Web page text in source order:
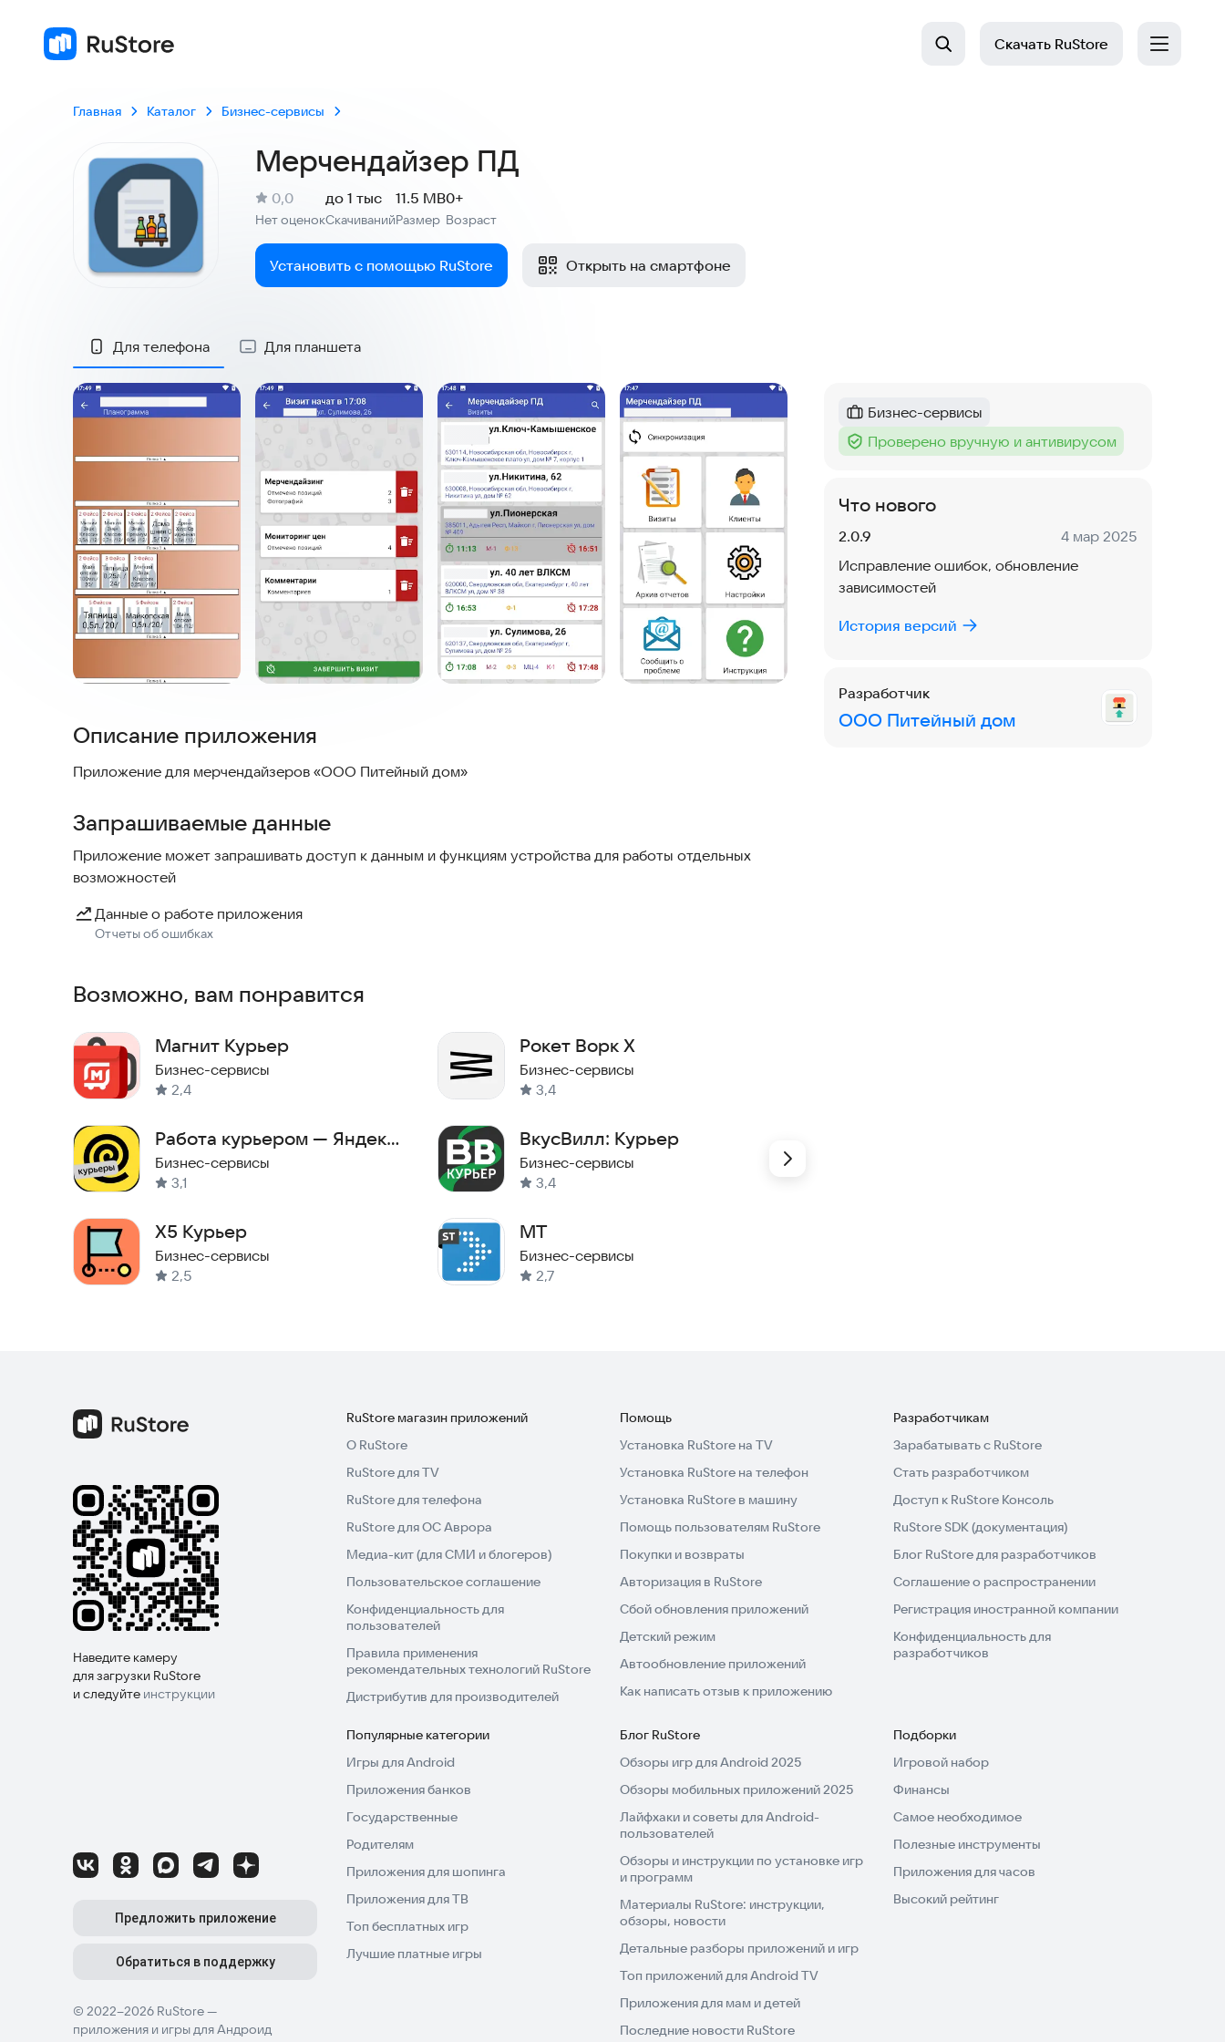
Скачать RuStore
Главная Каталог Бизнес-сервисы
Мерчендайзер ПД
Рейтинг:
0,0
Нет оценокСкачиваний
до 1 тыс
Размер
11.5 MB
Возраст
0+
Установить с помощью RuStore Открыть на смартфоне
Для телефона Для планшета
Описание приложения
Приложение для мерчендайзеров «ООО Питейный дом»
Запрашиваемые данные
Приложение может запрашивать доступ к данным и функциям устройства для работы отдельных
возможностей
Данные о работе приложения
Отчеты об ошибках
Возможно, вам понравится
Магнит Курьер
Бизнес-сервисы
2,4
Работа курьером — Яндекс
Еда Доставка
Бизнес-сервисы
3,1
X5 Курьер
Бизнес-сервисы
2,5
Рокет Ворк X
Бизнес-сервисы
3,4
ВкусВилл: Курьер
Бизнес-сервисы
3,4
МТ
Бизнес-сервисы
2,7
Категория:
Бизнес-сервисы
Тег :
Проверено вручную и антивирусом
Что нового
Версия:
2.0.9 Дата:
4 мар 2025
Исправление ошибок, обновление
зависимостей
История версий
Разработчик
ООО Питейный дом
Наведите камеру
для загрузки RuStore
и следуйте инструкции
© 2022–2026 RuStore —
приложения и игры для Андроид
Предложить приложение
Обратиться в поддержку
RuStore магазин приложений
О RuStore
RuStore для TV
RuStore для телефона
RuStore для ОС Аврора
Медиа-кит (для СМИ и блогеров)
Пользовательское соглашение
Конфиденциальность для
пользователей
Правила применения
рекомендательных технологий RuStore
Дистрибутив для производителей
Помощь
Установка RuStore на TV
Установка RuStore на телефон
Установка RuStore в машину
Помощь пользователям RuStore
Покупки и возвраты
Авторизация в RuStore
Сбой обновления приложений
Детский режим
Автообновление приложений
Как написать отзыв к приложению
Разработчикам
Зарабатывать с RuStore
Стать разработчиком
Доступ к RuStore Консоль
RuStore SDK (документация)
Блог RuStore для разработчиков
Соглашение о распространении
Регистрация иностранной компании
Конфиденциальность для
разработчиков
Популярные категории
Игры для Android
Приложения банков
Государственные
Родителям
Приложения для шопинга
Приложения для ТВ
Топ бесплатных игр
Лучшие платные игры
Блог RuStore
Обзоры игр для Android 2025
Обзоры мобильных приложений 2025
Лайфхаки и советы для Android-
пользователей
Обзоры и инструкции по установке игр
и программ
Материалы RuStore: инструкции,
обзоры, новости
Детальные разборы приложений и игр
Топ приложений для Android TV
Приложения для мам и детей
Последние новости RuStore
Подборки
Игровой набор
Финансы
Самое необходимое
Полезные инструменты
Приложения для часов
Высокий рейтинг